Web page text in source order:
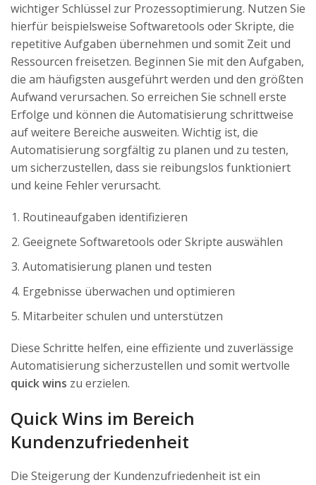
wichtiger Schlüssel zur Prozessoptimierung. Nutzen Sie
hierfür beispielsweise Softwaretools oder Skripte, die
repetitive Aufgaben übernehmen und somit Zeit und
Ressourcen freisetzen. Beginnen Sie mit den Aufgaben,
die am häufigsten ausgeführt werden und den größten
Aufwand verursachen. So erreichen Sie schnell erste
Erfolge und können die Automatisierung schrittweise
auf weitere Bereiche ausweiten. Wichtig ist, die
Automatisierung sorgfältig zu planen und zu testen,
um sicherzustellen, dass sie reibungslos funktioniert
und keine Fehler verursacht.
Routineaufgaben identifizieren
Geeignete Softwaretools oder Skripte auswählen
Automatisierung planen und testen
Ergebnisse überwachen und optimieren
Mitarbeiter schulen und unterstützen
Diese Schritte helfen, eine effiziente und zuverlässige
Automatisierung sicherzustellen und somit wertvolle
quick wins zu erzielen.
Quick Wins im Bereich
Kundenzufriedenheit
Die Steigerung der Kundenzufriedenheit ist ein